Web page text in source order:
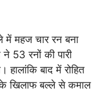
में महज चार रन बना
53 रनों की पारी
बाद में रोहित
के खिलाफ बल्ले से कमाल